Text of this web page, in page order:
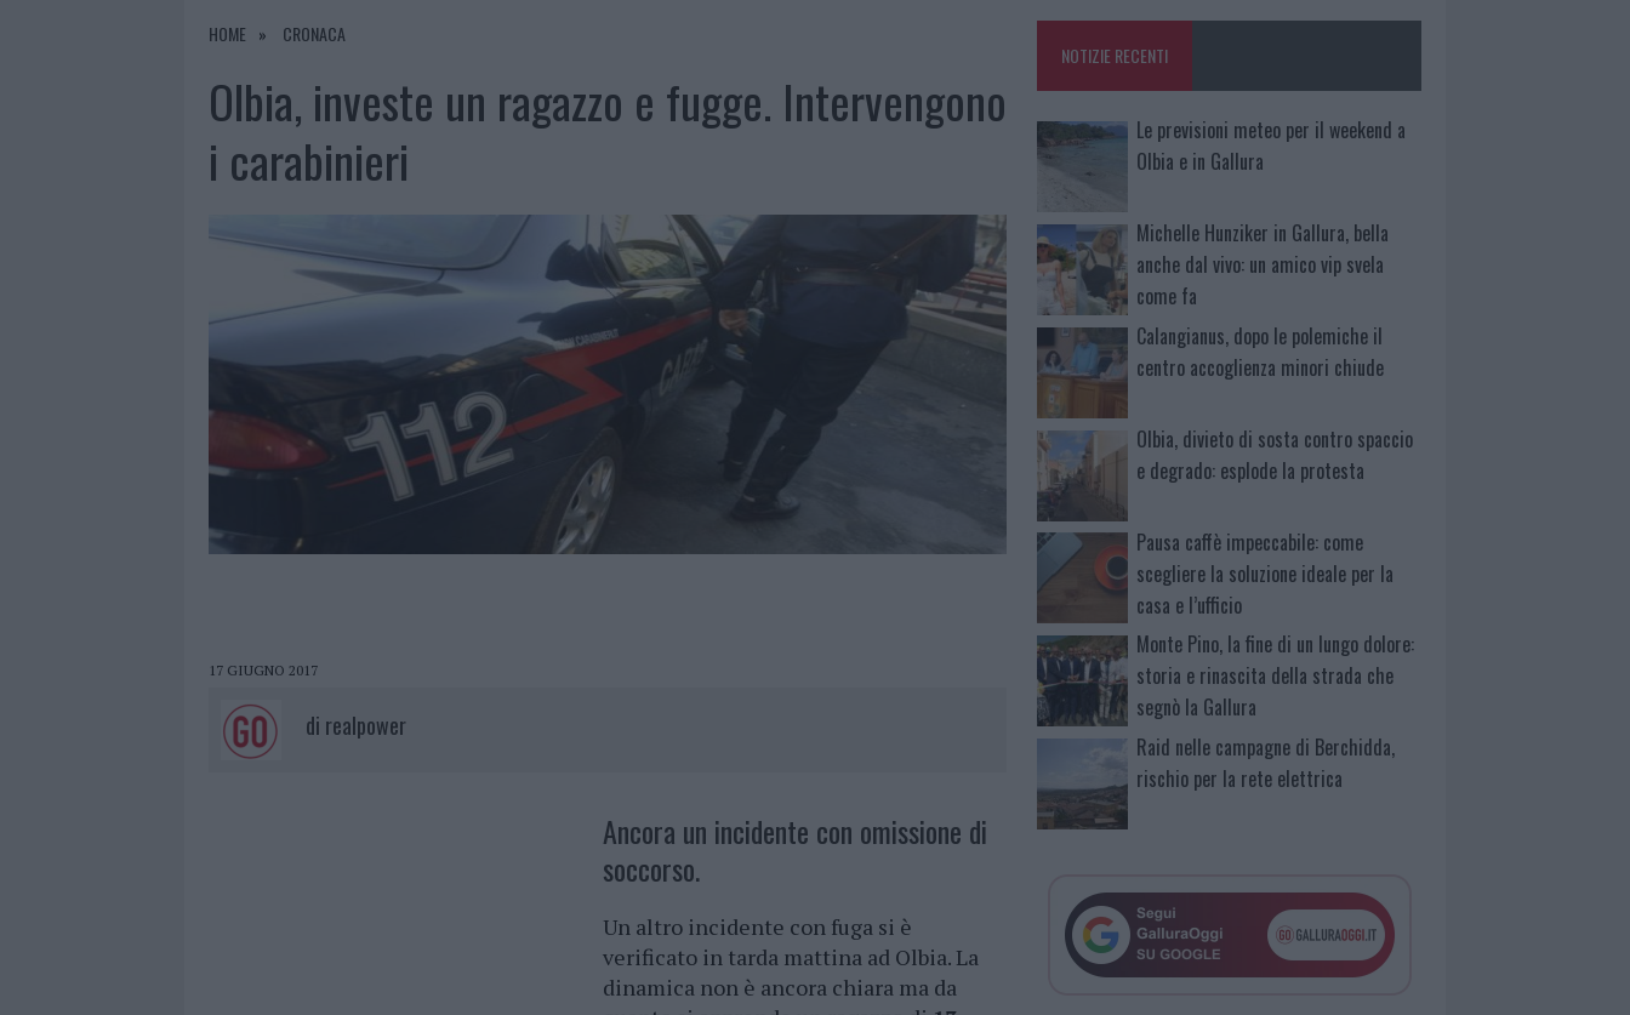
7 AGOSTO 2026
|
HOME CRONACA
Olbia, investe un ragazzo e fugge. Intervengono
i carabinieri
17 GIUGNO 2017
di realpower
Ancora un incidente con omissione di
soccorso.
Un altro incidente con fuga si è
verificato in tarda mattina ad Olbia. La
dinamica non è ancora chiara ma da
NOTIZIE RECENTI
Le previsioni meteo per il weekend a
Olbia e in Gallura
Michelle Hunziker in Gallura, bella
anche dal vivo: un amico vip svela
come fa
Calangianus, dopo le polemiche il
centro accoglienza minori chiude
Olbia, divieto di sosta contro spaccio
e degrado: esplode la protesta
Pausa caffè impeccabile: come
scegliere la soluzione ideale per la
casa e l’ufficio
Monte Pino, la fine di un lungo dolore:
storia e rinascita della strada che
segnò la Gallura
Raid nelle campagne di Berchidda,
rischio per la rete elettrica